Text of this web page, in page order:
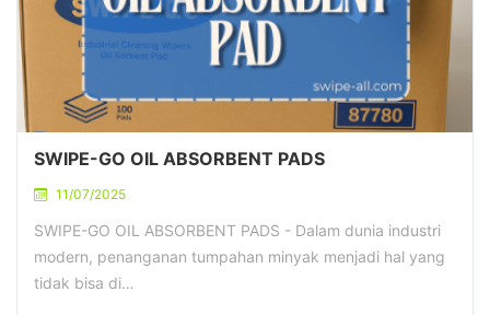
SWIPE-GO OIL ABSORBENT PADS
11/07/2025
SWIPE-GO OIL ABSORBENT PADS - Dalam dunia industri
modern, penanganan tumpahan minyak menjadi hal yang
tidak bisa di…